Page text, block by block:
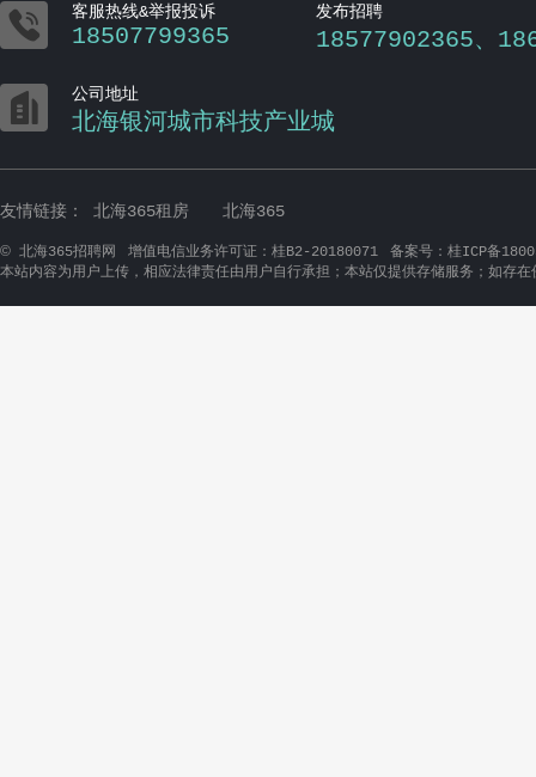
 客服热线&举报投诉
18507799365
发布招聘
18577902365、
 公司地址
北海银河城市科技产业城
友情链接： 北海365租房 北海365
© 北海365招聘网 增值电信业务许可证：桂B2-20180071
备案号：桂ICP备
本站内容为用户上传，相应法律责任由用户自行承担；本站仅提供存储服务；如存